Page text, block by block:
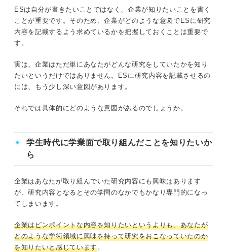
ESは自分が書きたいことではなく、企業が知りたいことを書く
ことが重要です。そのため、企業がどのような意図でESに研究
内容を記載するよう求めているかを把握しておくことは重要で
す。
実は、企業はただ単にあなたがどんな研究をしていたかを知り
たいというだけではありません。ESに研究内容を記載させるの
には、もう少し深い意図があります。
それでは具体的にどのような意図があるのでしょうか。
学生時代に学業面で取り組んだことを知りたいか
ら
企業はあなたが取り組んでいた研究内容にも興味はあります
が、研究内容となるとその学問のなかでもかなり専門的になっ
てしまいます。
企業はピンポイントな内容を知りたいというよりも、あなたが
どのような学術領域に興味を持って研究をおこなっていたのか
を知りたいと感じています。
う！
現段階で取り組む予定のものを書く
リサーチをしていればそのことを書く
ESを提出する前にやるべき研究内容のチェック方法
まずは自分で読み返す
研究室の教授に読んでもらう
ESでの研究内容はポイントを押さえて何をやってきたか
理解してもらおう！